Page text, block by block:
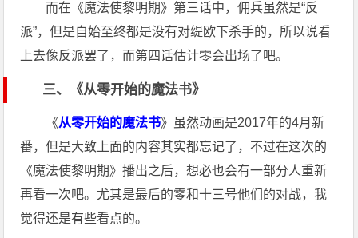
而在《魔法使黎明期》第三话中，佣兵虽然是“反
派”，但是自始至终都是没有对缇欧下杀手的，所以说看
上去像反派罢了，而第四话估计零会出场了吧。
三、《从零开始的魔法书》
《从零开始的魔法书》虽然动画是2017年的4月新
番，但是大致上面的内容其实都忘记了，不过在这次的
《魔法使黎明期》播出之后，想必也会有一部分人重新
再看一次吧。尤其是最后的零和十三号他们的对战，我
觉得还是有些看点的。